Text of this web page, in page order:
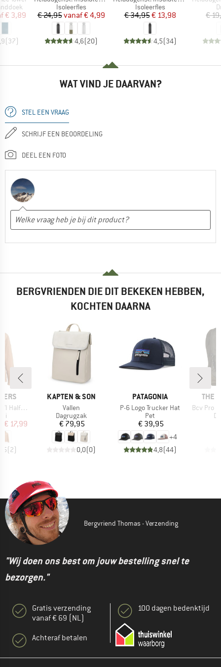
prijs
€ 3,89
(37)
Productgroep
Isoleerfles
Prijs
€ 24,95 Verlaagde prijs
vanaf€ 4,99
4,6(20)
Productgroep
Isoleerfles
Prijs
€ 34,95Verlaagde prijs
€ 13,98
4,5(34)
€
WAT VIND JE DAARVAN?
STEL EEN VRAAG
SCHRIJF EEN BEOORDELING
DEEL EEN FOTO
BERGVRIENDEN DIE DIT BEKEKEN HEBBEN,
KOCHTEN DAARNA
Zip
prijs
€ 17,99
(2)
MERK
KAPTEN & SON
Artikel
Vallen
Productgroep
Dagrugzak
Prijs
€ 79,95
0,0(0)
MERK
PATAGONIA
Artikel
P-6 Logo Trucker Hat
Productgroep
Pet
Prijs
€ 39,95
+4
4,8(44)
MERK
THE
Artikel
Bcv Pro
Bergvriend Thomas - Verzending
"Wij doen ons best om jouw bestelling snel te
bezorgen."
Gratis verzending
vanaf € 69 (NL)
Achteraf betalen
100 dagen bedenktijd